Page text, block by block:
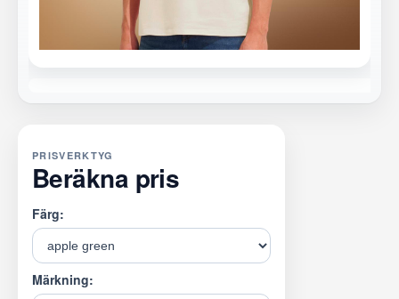
PRISVERKTYG
Beräkna pris
Färg:
Märkning: